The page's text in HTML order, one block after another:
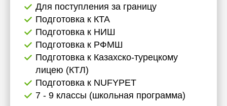
Для поступления за границу
Подготовка к КТА
Подготовка к НИШ
Подготовка к РФМШ
Подготовка к Казахско-турецкому
лицею (КТЛ)
Подготовка к NUFYPET
7 - 9 классы (школьная программа)
18:30
19:00
19:30
20:00
20:30